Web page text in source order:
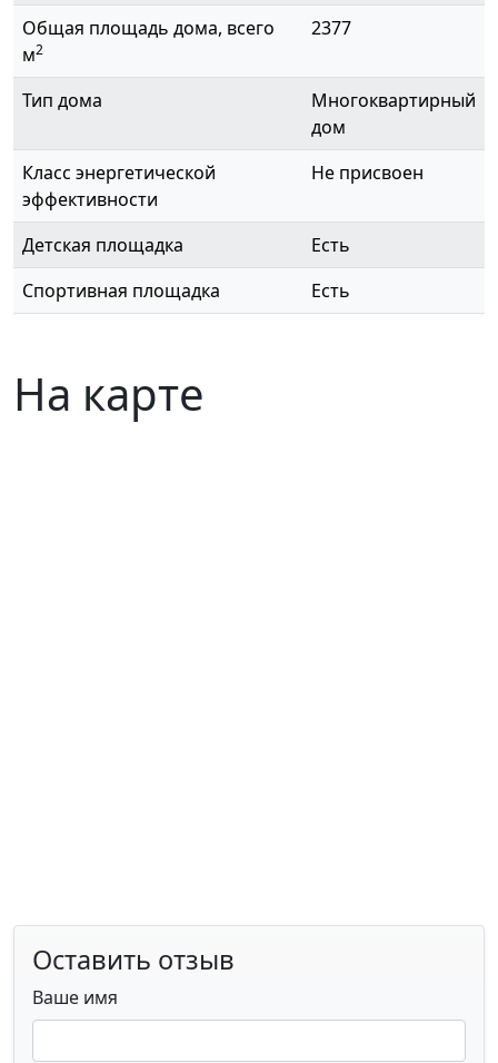
Общая площадь дома, всего
м2
2377
Тип дома
Многоквартирный
дом
Класс энергетической
эффективности
Не присвоен
Детская площадка
Есть
Спортивная площадка
Есть
На карте
Оставить отзыв
Ваше имя